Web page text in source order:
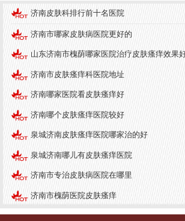
环境中的过敏源，如尘螨、花粉、宠
可能加重皮肤瘙痒的症状。
济南中研皮肤病医院推荐
在济南市，有多家医院提供皮肤瘙
其中济南中研皮肤病医院
以其专业
色的治疗设备而受到患者的广泛认可
于皮肤病的诊断与治疗，拥有丰富的
项出色的治疗技术。
医院的优势包括：
1. **专业团队**：汇聚了多位皮肤科
者提供个性化的诊疗方案。
济南皮肤科排行前十名医院
济南市哪家皮肤病医院更好的
山东济南市槐荫哪家医院治疗皮肤瘙痒效果
济南市皮肤瘙痒科医院地址
济南哪家医院看皮肤瘙痒好
济南哪个皮肤瘙痒医院较好
泉城济南皮肤瘙痒医院哪家治的好
泉城济南哪儿有皮肤瘙痒医院
济南市专治皮肤病医院在哪里
济南市槐荫医院皮肤瘙痒